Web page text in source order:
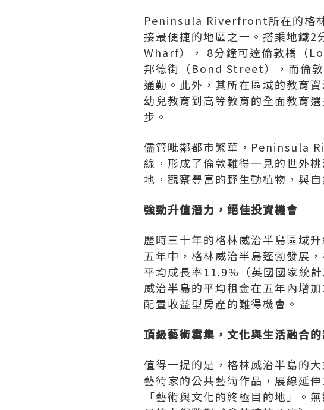
Peninsula Riverfront所在的格林
接最便捷的地區之一。搭乘地鐵
Wharf）， 8分鐘可達倫敦橋（
邦德街（Bond Street），而倫
通勤。此外，其所在區域的教育
幼兒教育到高等教育的全面教育
步。
儘管毗鄰都市繁華，Peninsula
線，形成了倫敦難得一見的世外
地，觀察豐富的野生動植物，與
強勁升值潛力，絕佳投資機會
歷時三十年的格林威治半島區域
五年中，格林威治半島蓬勃發展
平均成長率11.9%（英國國家統
威治半島的平均租金在五年內增
配置收益型房產的難得機會 。
頂級藝術雲集，文化與生活融合
值得一提的是，格林威治半島的
藝術家的公共藝術作品，展線延
「藝術與文化的終極目的地」